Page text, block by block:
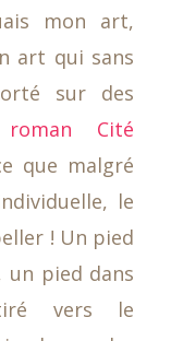
mon art,
art qui sans
sur des
Cité
que malgré
le
! Un pied
un pied dans
vers le